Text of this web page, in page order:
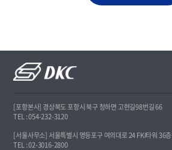
[포항본사] 경상북도 포항시 북구 청하면 고현길98번길 66
TEL : 054-232-3120
[서울사무소] 서울특별시 영등포구 여의대로 24 FKI타워 36층
TEL : 02-3016-2800